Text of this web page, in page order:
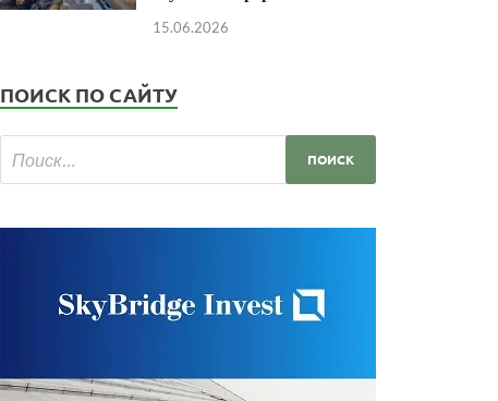
15.06.2026
ПОИСК ПО САЙТУ